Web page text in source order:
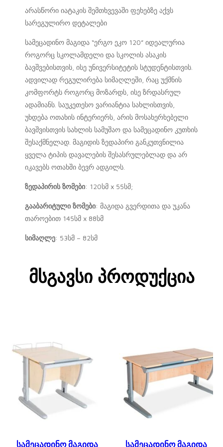
არასწორი იატაკის შემთხვევაში ფეხებზე აქვს
სარეგულირო დეტალები
სამეცადინო მაგიდა “ერგო ეკო 120” იდეალურია
როგორც სკოლამდელი და სკოლის ასაკის
ბავშვებისთვის, ისე უნივერსიტეტის სტუდენტისთვის.
ადვილად რეგულირება სიმაღლეში, რაც უქმნის
კომფორტს როგორც მოზარდს, ისე ზრდასრულ
ადამიანს. საუკეთესო ვარიანტია სახლისთვის,
უხდება ოთახის ინტერიერს, არის მოსახერხებელი
ბავშვისთვის სახლის სამუშაო და სამეცადინო კუთხის
შესაქმნელად. მაგიდის ზედაპირი განკუთვნილია
ყველა ტიპის დავალების შესასრულებლად და არ
იკავებს ოთახში ბევრ ადგილს.
ზედაპირის ზომები: 120სმ x 55სმ;
გააბარიტული ზომები: მაგიდა გვერდითა და უკანა
თაროებით 145სმ x 88სმ
სიმაღლე: 53სმ – 82სმ
Მსგავსი Პროდუქცია
სამეცადინო მაგიდა
სამეცადინო მაგიდა